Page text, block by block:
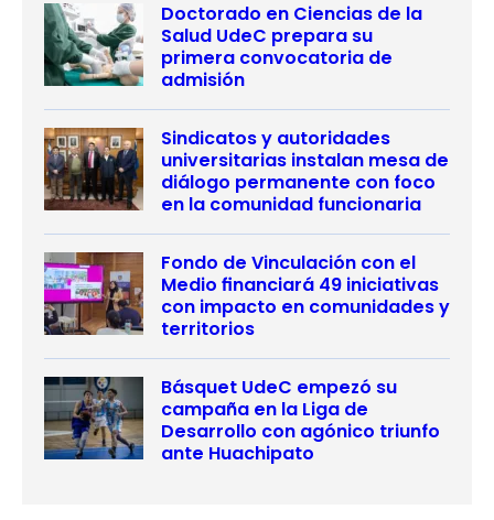
Doctorado en Ciencias de la
Salud UdeC prepara su
primera convocatoria de
admisión
Sindicatos y autoridades
universitarias instalan mesa de
diálogo permanente con foco
en la comunidad funcionaria
Fondo de Vinculación con el
Medio financiará 49 iniciativas
con impacto en comunidades y
territorios
Básquet UdeC empezó su
campaña en la Liga de
Desarrollo con agónico triunfo
ante Huachipato